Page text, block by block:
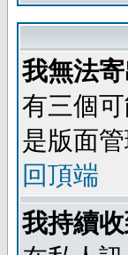
我無法
有三個
是版面
回頂端
我持續